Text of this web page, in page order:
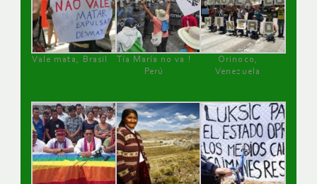
Vale mata, Brasil
Tía María no va !
Perú
Orinoco,
Venezuela